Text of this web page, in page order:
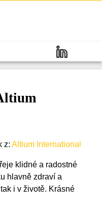
z: Altium International
klidné a radostné
hlavně zdraví a
i v životě. Krásné